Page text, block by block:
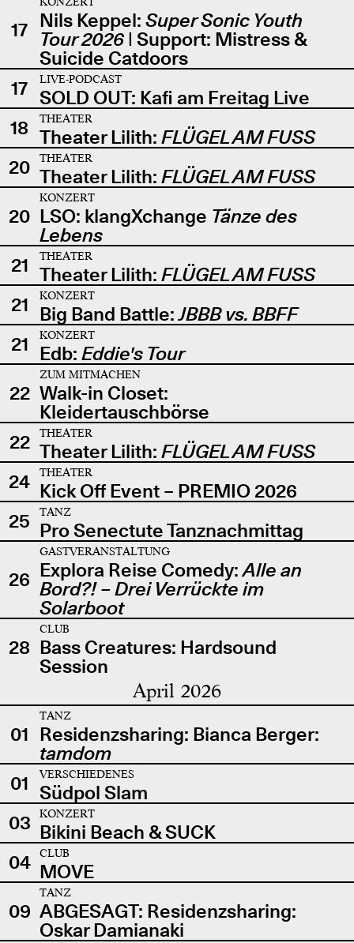
17 Nils Keppel: Super Sonic Youth
Tour 2026| Support: Mistress &
Suicide Catdoors
17
LIVE-PODCAST
SOLD OUT: Kafi am Freitag Live
18
THEATER
Theater Lilith: FLÜGEL AM FUSS
20
THEATER
Theater Lilith: FLÜGEL AM FUSS
20
KONZERT
LSO: klangXchange Tänze des
Lebens
21
THEATER
Theater Lilith: FLÜGEL AM FUSS
21
KONZERT
Big Band Battle:JBBB vs. BBFF
21
KONZERT
Edb: Eddie's Tour
22
ZUM MITMACHEN
Walk-in Closet:
Kleidertauschbörse
22
THEATER
Theater Lilith: FLÜGEL AM FUSS
24
THEATER
Kick Off Event – PREMIO 2026
25
TANZ
Pro Senectute Tanznachmittag
26
GASTVERANSTALTUNG
Explora Reise Comedy:Alle an
Bord?! – Drei Verrückte im
Solarboot
28
CLUB
Bass Creatures: Hardsound
Session
April 2026
01
TANZ
Residenzsharing: Bianca Berger:
tamdom
01
VERSCHIEDENES
Südpol Slam
03
KONZERT
Bikini Beach & SUCK
04
CLUB
MOVE
09
TANZ
ABGESAGT: Residenzsharing:
Oskar Damianaki